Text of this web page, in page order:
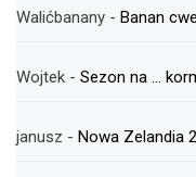
Walićbanany - Banan
Wojtek - Sezon na …
janusz - Nowa Zelandia